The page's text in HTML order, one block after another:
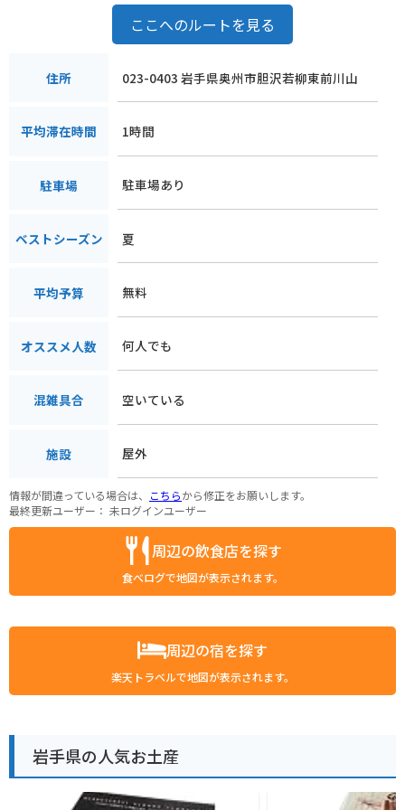
ここへのルートを見る
住所 023-0403 岩手県奥州市胆沢若柳東前川山
平均滞在時間 1時間
駐車場 駐車場あり
ベストシーズン 夏
平均予算 無料
オススメ人数 何人でも
混雑具合 空いている
施設 屋外
情報が間違っている場合は、 こちらから修正をお願いします。
最終更新ユーザー： 未ログインユーザー
周辺の飲食店を探す
食べログで地図が表示されます。
周辺の宿を探す
楽天トラベルで地図が表示されます。
岩手県の人気お土産